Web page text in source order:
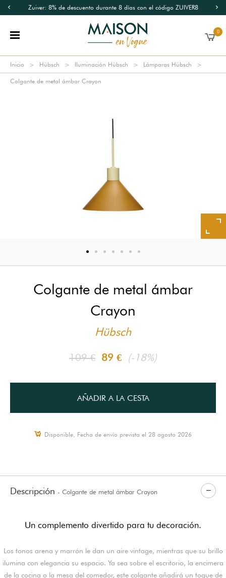
Zuiver: 8% de descuento durante 8 días con el código ZUIVER8
0
Inicio Hübsch Iluminación Hübsch Lámparas Hübsch
Colgante de metal ámbar Crayon
Colgante de metal ámbar
Crayon
Hübsch
109 € 89 € (-18%)
AÑADIR A LA CESTA
Disponible, Fecha de envío prevista el 28 agosto 2026
Descripción - Colgante de metal ámbar Crayon
Un complemento divertido para tu decoración.
Los tonos arena y marrón le dan un aire vintage, mientras que su brillo
ilumina con elegancia su espacio. Ya sea sobre el escritorio, la encimera
de la cocina o la mesa del comedor, este colgante añadirá un toque de